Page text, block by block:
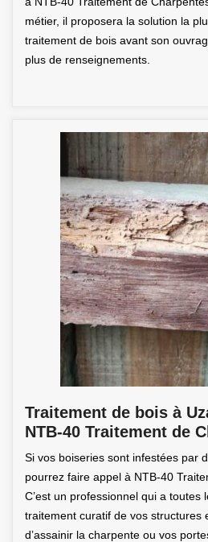
métier, il proposera la solution la
traitement de bois avant son
plus de renseignements.
Traitement de bois à
NTB-40 Traitement de
Si vos boiseries sont infestées par
pourrez faire appel à NTB-40
C’est un professionnel qui a toutes
traitement curatif de vos structures
d’assainir la charpente ou vos